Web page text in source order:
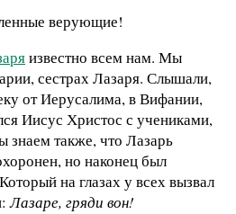
верующие!
известно всем нам. Мы
сестрах Лазаря. Слышали,
от Иерусалима, в Вифании,
Иисус Христос с учениками,
также, что Лазарь
но наконец был
на глазах у всех вызвал
Лазаре, гряди вон!